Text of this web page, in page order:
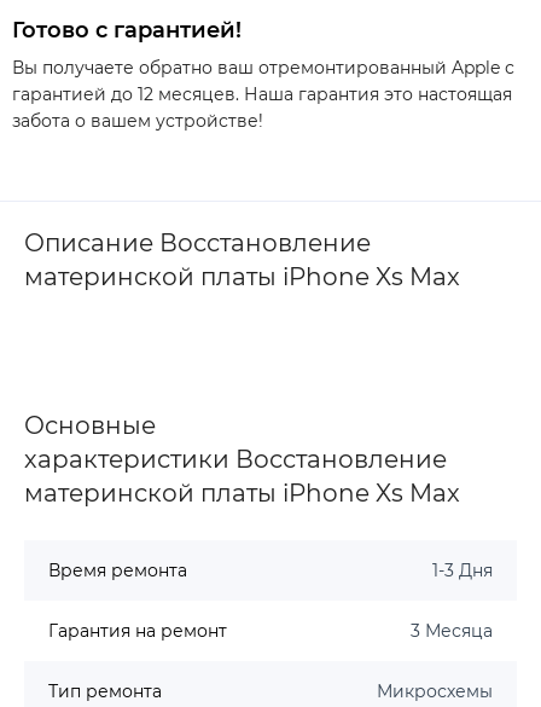
Готово с гарантией!
Вы получаете обратно ваш отремонтированный Apple с
гарантией до 12 месяцев. Наша гарантия это настоящая
забота о вашем устройстве!
Описание Восстановление
материнской платы iPhone Xs Max
Основные
характеристики Восстановление
материнской платы iPhone Xs Max
Время ремонта 1-3 Дня
Гарантия на ремонт 3 Месяца
Тип ремонта Микросхемы